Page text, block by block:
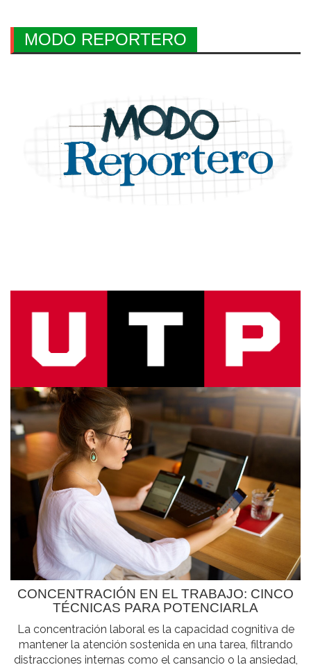
MODO REPORTERO
CONCENTRACIÓN EN EL TRABAJO: CINCO
TÉCNICAS PARA POTENCIARLA
La concentración laboral es la capacidad cognitiva de
mantener la atención sostenida en una tarea, filtrando
distracciones internas como el cansancio o la ansiedad,